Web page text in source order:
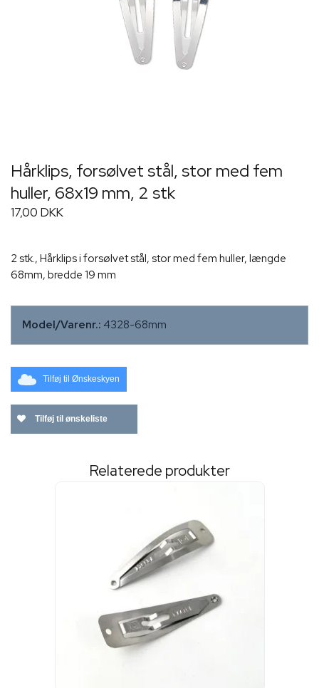
Hårklips, forsølvet stål, stor med fem
huller, 68x19 mm, 2 stk
17,00 DKK
2 stk., Hårklips i forsølvet stål, stor med fem huller, længde
68mm, bredde 19 mm
Model/Varenr.: 4328-68mm
Tilføj til Ønskeskyen
Tilføj til ønskeliste
Relaterede produkter